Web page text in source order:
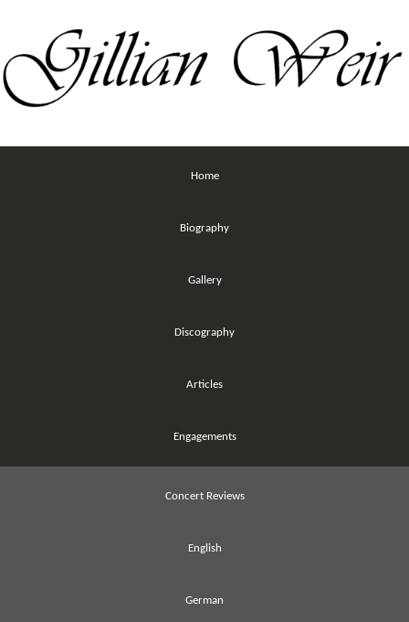
Home
Biography
Gallery
Discography
Articles
Engagements
Concert Reviews
English
German